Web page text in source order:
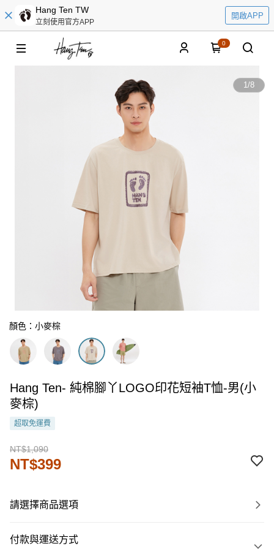
Hang Ten TW
立刻使用官方APP
開啟APP
0
1/8
顏色：小麥棕
Hang Ten- 純棉腳丫LOGO印花短袖T恤-男(小
麥棕)
超取免運費
NT$1,090
NT$399
請選擇商品選項
付款與運送方式